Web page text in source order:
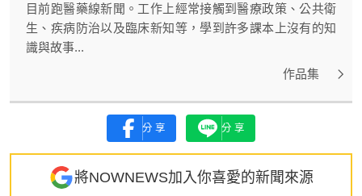
目前跑醫藥線新聞。工作上經常接觸到醫療政策、公共衛
生、疾病防治以及臨床新知等，學到許多課本上沒有的知
識與故事...
作品集
分享 分享
將NOWNEWS加入你喜愛的新聞來源